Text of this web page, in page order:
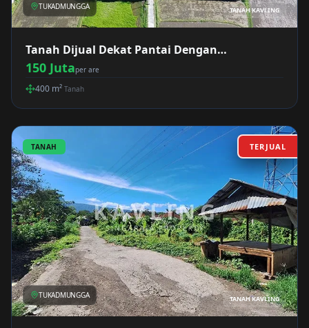
TUKADMUNGGA TANAH KAVLING
Tanah Dijual Dekat Pantai Dengan
Pemandangan Sawah Sebelah Hotel Bali
Taman Buleleng
150 Jutaper are
400 m² Tanah
TANAH TERJUAL
TUKADMUNGGA TANAH KAVLING